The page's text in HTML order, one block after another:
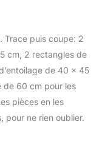
la couture et
fournissons
le rangement
ces outils. Ce
de points
de
: Comparées
à la main, les
coudre
améliorent
la
sans les
Utilisation
pour une
de
velours
Trace puis coupe: 2
cm, 2 rectangles de
de 40 x 45
de 60 cm pour les
pièces en les
pour ne rien oublier.